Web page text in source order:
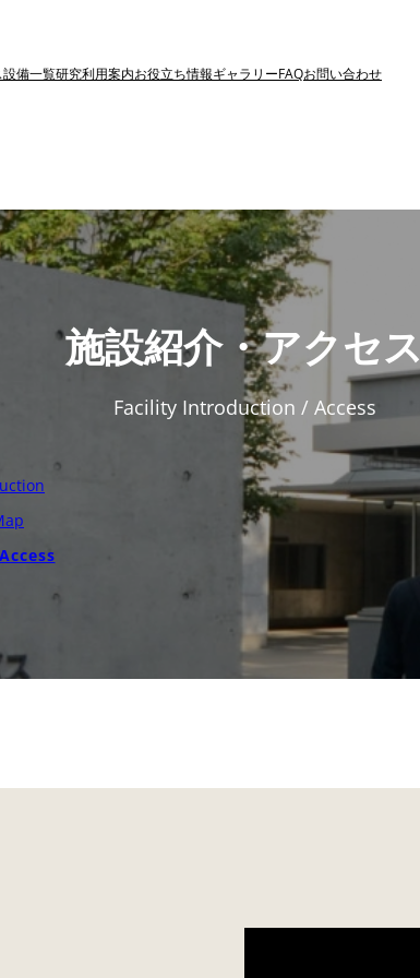
設備一覧研究利用案内お役立ち情報ギャラリーFAQお問い合わせ
施設紹介・アクセス
Facility Introduction / Access